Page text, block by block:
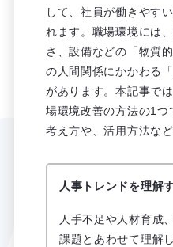
して、社員が働きやす
れます。職場環境には
さ、設備などの「物質
の人間関係にかかわる
があります。本記事で
場環境改善の方法の1つ
考え方や、活用方法な
人事トレンドを理解
人手不足や人材育成
課題とあわせて理解